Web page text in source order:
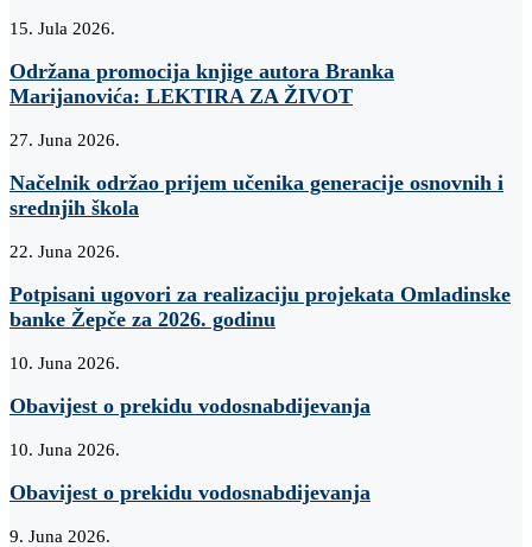
15. Jula 2026.
Održana promocija knjige autora Branka
Marijanovića: LEKTIRA ZA ŽIVOT
27. Juna 2026.
Načelnik održao prijem učenika generacije osnovnih i
srednjih škola
22. Juna 2026.
Potpisani ugovori za realizaciju projekata Omladinske
banke Žepče za 2026. godinu
10. Juna 2026.
Obavijest o prekidu vodosnabdijevanja
10. Juna 2026.
Obavijest o prekidu vodosnabdijevanja
9. Juna 2026.